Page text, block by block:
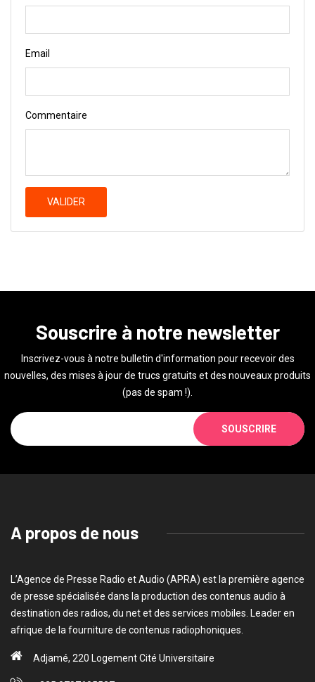
Email
Commentaire
VALIDER
Souscrire à notre newsletter
Inscrivez-vous à notre bulletin d'information pour recevoir des
nouvelles, des mises à jour de trucs gratuits et des nouveaux produits
(pas de spam !).
SOUSCRIRE
A propos de nous
L’Agence de Presse Radio et Audio (APRA) est la première agence
de presse spécialisée dans la production des contenus audio à
destination des radios, du net et des services mobiles. Leader en
afrique de la fourniture de contenus radiophoniques.
Adjamé, 220 Logement Cité Universitaire